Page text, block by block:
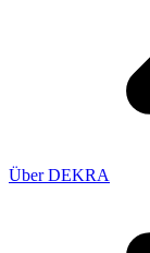
Über DEKRA